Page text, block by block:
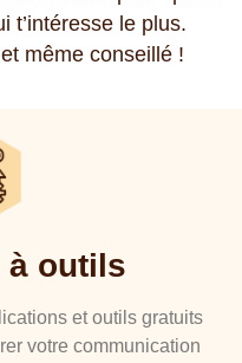
t’intéresse le plus.
même conseillé !
à outils
et outils gratuits
votre communication